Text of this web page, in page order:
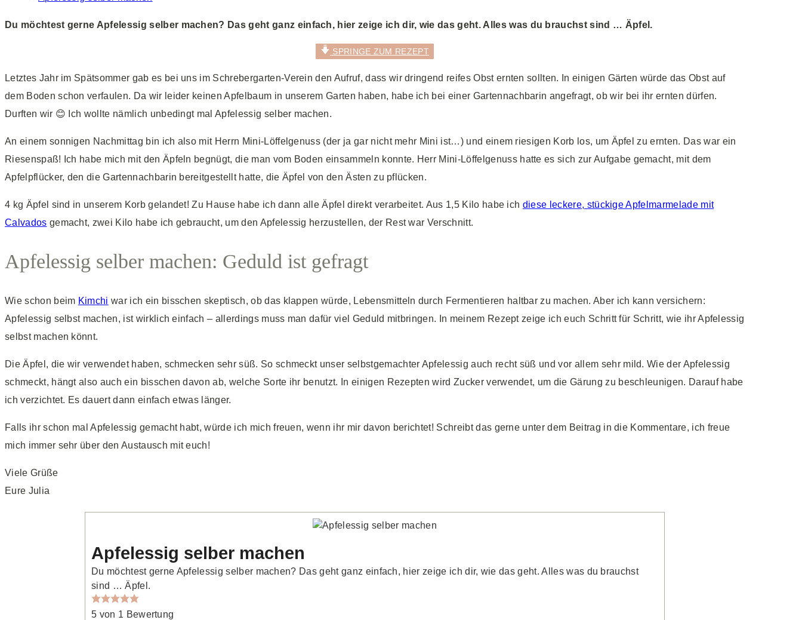
Du möchtest gerne Apfelessig selber machen? Das geht ganz einfach, hier zeige ich dir, wie das geht. Alles was du brauchst sind … Äpfel.
SPRINGE ZUM REZEPT
Letztes Jahr im Spätsommer gab es bei uns im Schrebergarten-Verein den Aufruf, dass wir dringend reifes Obst ernten sollten. In einigen Gärten würde das Obst auf
dem Boden schon verfaulen. Da wir leider keinen Apfelbaum in unserem Garten haben, habe ich bei einer Gartennachbarin angefragt, ob wir bei ihr ernten dürfen.
Durften wir 😊 Ich wollte nämlich unbedingt mal Apfelessig selber machen.
An einem sonnigen Nachmittag bin ich also mit Herrn Mini-Löffelgenuss (der ja gar nicht mehr Mini ist…) und einem riesigen Korb los, um Äpfel zu ernten. Das war ein
Riesenspaß! Ich habe mich mit den Äpfeln begnügt, die man vom Boden einsammeln konnte. Herr Mini-Löffelgenuss hatte es sich zur Aufgabe gemacht, mit dem
Apfelpflücker, den die Gartennachbarin bereitgestellt hatte, die Äpfel von den Ästen zu pflücken.
4 kg Äpfel sind in unserem Korb gelandet! Zu Hause habe ich dann alle Äpfel direkt verarbeitet. Aus 1,5 Kilo habe ich diese leckere, stückige Apfelmarmelade mit
Calvados gemacht, zwei Kilo habe ich gebraucht, um den Apfelessig herzustellen, der Rest war Verschnitt.
Apfelessig selber machen: Geduld ist gefragt
Wie schon beim Kimchi war ich ein bisschen skeptisch, ob das klappen würde, Lebensmitteln durch Fermentieren haltbar zu machen. Aber ich kann versichern:
Apfelessig selbst machen, ist wirklich einfach – allerdings muss man dafür viel Geduld mitbringen. In meinem Rezept zeige ich euch Schritt für Schritt, wie ihr Apfelessig
selbst machen könnt.
Die Äpfel, die wir verwendet haben, schmecken sehr süß. So schmeckt unser selbstgemachter Apfelessig auch recht süß und vor allem sehr mild. Wie der Apfelessig
schmeckt, hängt also auch ein bisschen davon ab, welche Sorte ihr benutzt. In einigen Rezepten wird Zucker verwendet, um die Gärung zu beschleunigen. Darauf habe
ich verzichtet. Es dauert dann einfach etwas länger.
Falls ihr schon mal Apfelessig gemacht habt, würde ich mich freuen, wenn ihr mir davon berichtet! Schreibt das gerne unter dem Beitrag in die Kommentare, ich freue
mich immer sehr über den Austausch mit euch!
Viele Grüße
Eure Julia
Apfelessig selber machen
Du möchtest gerne Apfelessig selber machen? Das geht ganz einfach, hier zeige ich dir, wie das geht. Alles was du brauchst
sind … Äpfel.
5 von 1 Bewertung